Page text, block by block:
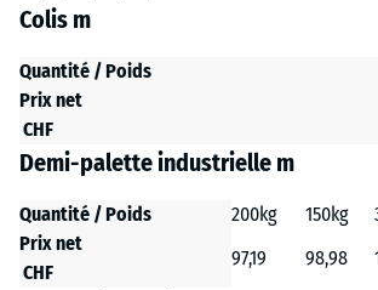
Colis m
Quantité / Poids
Prix net
CHF
Demi-palette industrielle m
Quantité / Poids 200kg 150kg
Prix net
CHF
97,19 98,98